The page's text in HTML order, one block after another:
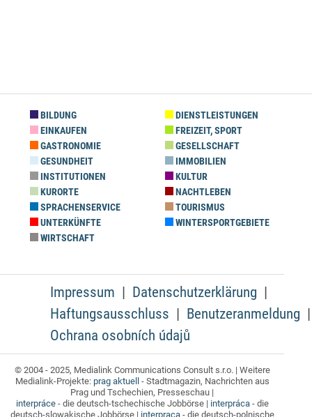
BILDUNG
DIENSTLEISTUNGEN
EINKAUFEN
FREIZEIT, SPORT
GASTRONOMIE
GESELLSCHAFT
GESUNDHEIT
IMMOBILIEN
INSTITUTIONEN
KULTUR
KURORTE
NACHTLEBEN
SPRACHENSERVICE
TOURISMUS
UNTERKÜNFTE
WINTERSPORTGEBIETE
WIRTSCHAFT
Impressum
Datenschutzerklärung
Haftungsausschluss
Benutzeranmeldung
Ochrana osobních údajů
© 2004 - 2025, Medialink Communications Consult s.r.o. | Weitere
Medialink-Projekte: prag aktuell - Stadtmagazin, Nachrichten aus
Prag und Tschechien, Presseschau |
interpráce- die deutsch-tschechische Jobbörse | interpráca- die
deutsch-slowakische Jobbörse | interpraca- die deutsch-polnische